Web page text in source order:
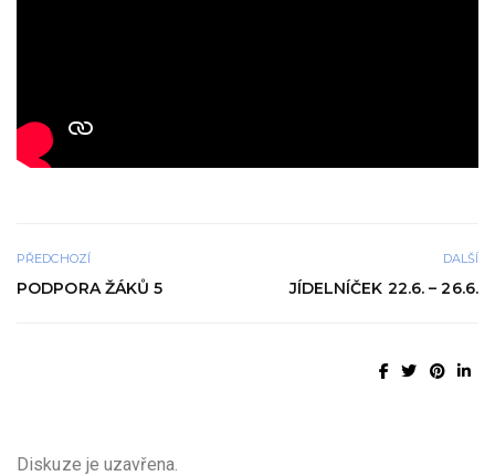
PŘEDCHOZÍ
PODPORA ŽÁKŮ 5
DALŠÍ
JÍDELNÍČEK 22.6. – 26.6.
Diskuze je uzavřena.